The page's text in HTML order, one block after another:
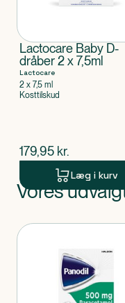
Lactocare Baby D-
dråber 2 x 7,5ml
Lactocare
2 x 7,5 ml
Kosttilskud
$nuværende pris
179,95 kr.
Læg i kurv
Produkt 1 af 0
Vores
Produkter